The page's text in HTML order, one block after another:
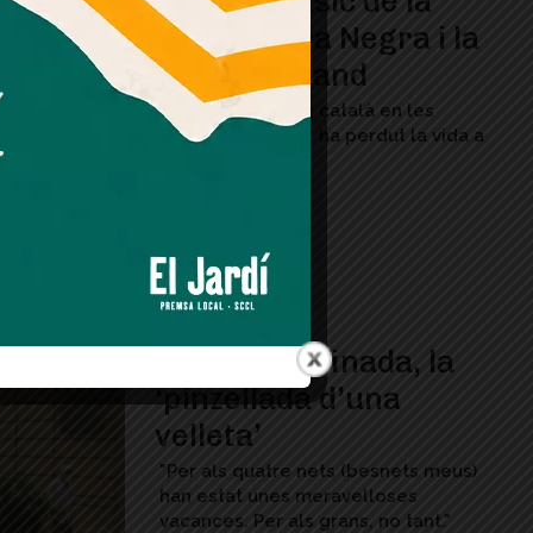
Locomotora Negra i la
Vella Dixieland
Referent del jazz català en les
últimes dècades, ha perdut la vida a
Família confinada, la
‘pinzellada d’una
velleta’
"Per als quatre nets (besnets meus)
han estat unes meravelloses
vacances. Per als grans, no tant."